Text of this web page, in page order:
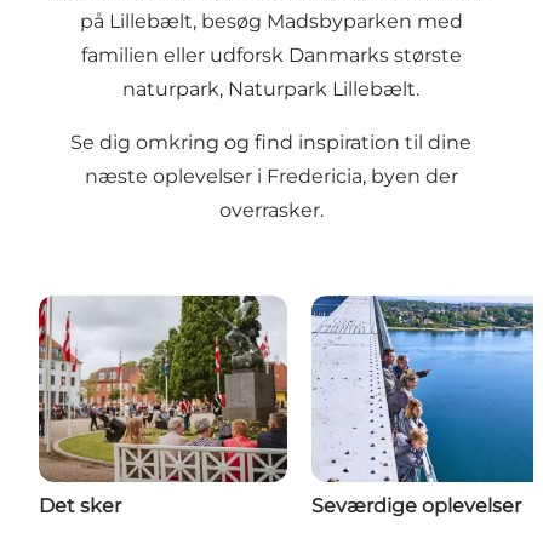
på Lillebælt, besøg Madsbyparken med
familien eller udforsk Danmarks største
naturpark, Naturpark Lillebælt.
Se dig omkring og find inspiration til dine
næste oplevelser i Fredericia, byen der
overrasker.
Det sker Seværdige oplevelser